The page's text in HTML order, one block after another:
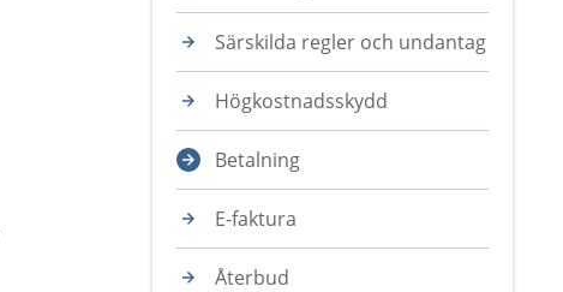
Särskilda regler och undantag
Högkostnadsskydd
Betalning
E-faktura
Återbud